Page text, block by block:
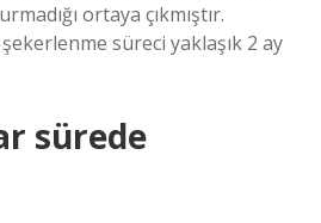
ortaya çıkmıştır.
süreci yaklaşık 2 ay
sürede